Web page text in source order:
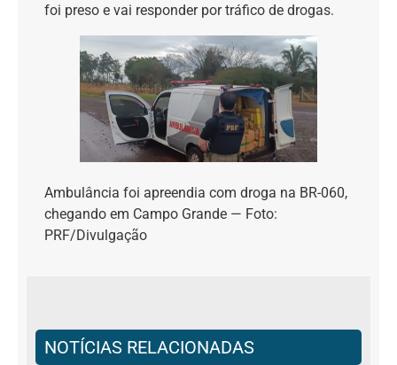
foi preso e vai responder por tráfico de drogas.
Ambulância foi apreendia com droga na BR-060,
chegando em Campo Grande — Foto:
PRF/Divulgação
NOTÍCIAS RELACIONADAS